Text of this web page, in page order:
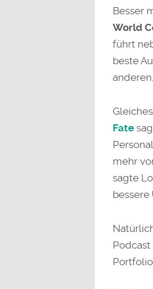
Besser
World
führt
beste
Fate
mehr
sagte
bessere